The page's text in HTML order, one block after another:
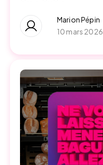
Marion Pépin
10 mars 2026